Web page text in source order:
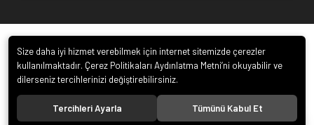
Size daha iyi hizmet verebilmek için internet sitemizde çerezler
kullanılmaktadır. Çerez Politikaları Aydınlatma Metni’ni okuyabilir ve
dilerseniz tercihlerinizi değiştirebilirsiniz.
Tercihleri Ayarla Tümünü Kabul Et